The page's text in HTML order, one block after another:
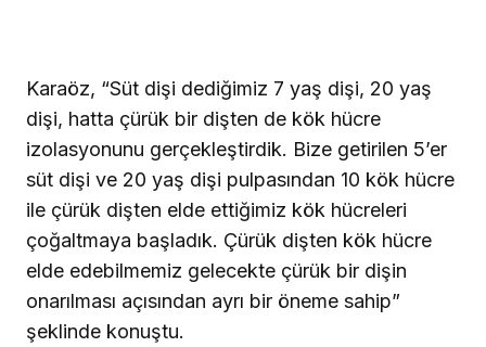
Karaöz, “Süt dişi dediğimiz 7 yaş dişi, 20 yaş
dişi, hatta çürük bir dişten de kök hücre
izolasyonunu gerçekleştirdik. Bize getirilen 5’er
süt dişi ve 20 yaş dişi pulpasından 10 kök hücre
ile çürük dişten elde ettiğimiz kök hücreleri
çoğaltmaya başladık. Çürük dişten kök hücre
elde edebilmemiz gelecekte çürük bir dişin
onarılması açısından ayrı bir öneme sahip”
şeklinde konuştu.